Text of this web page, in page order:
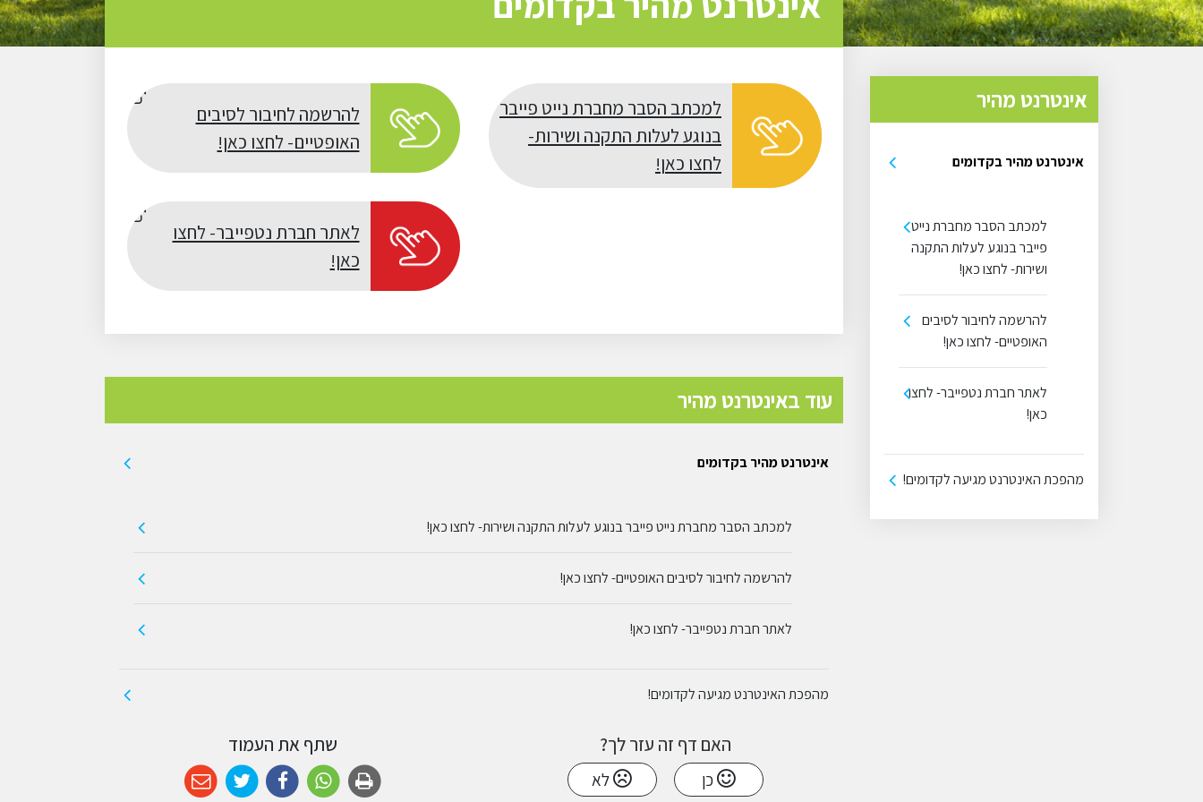
אינטרנט מהיר
אינטרנט מהיר בקדומים
למכתב הסבר מחברת נייט
פייבר בנוגע לעלות התקנה
ושירות- לחצו כאן!
להרשמה לחיבור לסיבים
האופטיים- לחצו כאן!
לאתר חברת נטפייבר- לחצו
כאן!
מהפכת האינטרנט מגיעה לקדומים!
למכתב הסבר מחברת נייט פייבר
בנוגע לעלות התקנה ושירות-
לחצו כאן!
להרשמה לחיבור לסיבים
האופטיים- לחצו כאן!
לאתר חברת נטפייבר- לחצו
כאן!
עוד באינטרנט מהיר
אינטרנט מהיר בקדומים
למכתב הסבר מחברת נייט פייבר בנוגע לעלות התקנה ושירות- לחצו כאן!
להרשמה לחיבור לסיבים האופטיים- לחצו כאן!
לאתר חברת נטפייבר- לחצו כאן!
מהפכת האינטרנט מגיעה לקדומים!
האם דף זה עזר לך?
כן לא
שתף את העמוד